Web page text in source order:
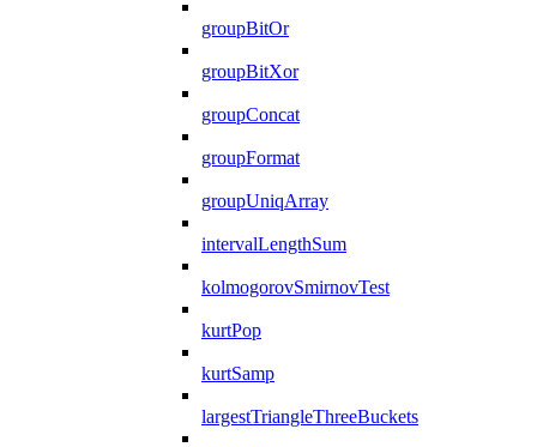
groupBitOr
groupBitXor
groupConcat
groupFormat
groupUniqArray
intervalLengthSum
kolmogorovSmirnovTest
kurtPop
kurtSamp
largestTriangleThreeBuckets